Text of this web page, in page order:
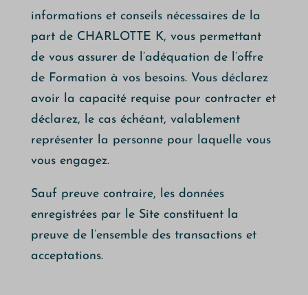
informations et conseils nécessaires de la
part de CHARLOTTE K, vous permettant
de vous assurer de l’adéquation de l’offre
de Formation à vos besoins. Vous déclarez
avoir la capacité requise pour contracter et
déclarez, le cas échéant, valablement
représenter la personne pour laquelle vous
vous engagez.
Sauf preuve contraire, les données
enregistrées par le Site constituent la
preuve de l’ensemble des transactions et
acceptations.